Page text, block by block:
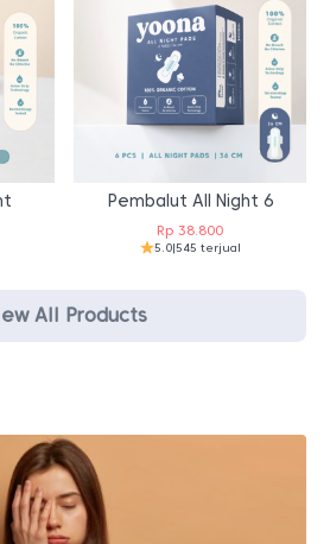
Pembalut All Night 6
Rp 38.800
5.0|545 terjual
All Products